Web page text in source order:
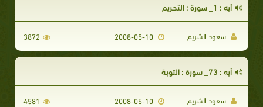
آيه : 1_ سورة : التحريم
سعود الشريم 2008-05-10
3872
آيه : 73_ سورة : التوبة
سعود الشريم 2008-05-10
4581